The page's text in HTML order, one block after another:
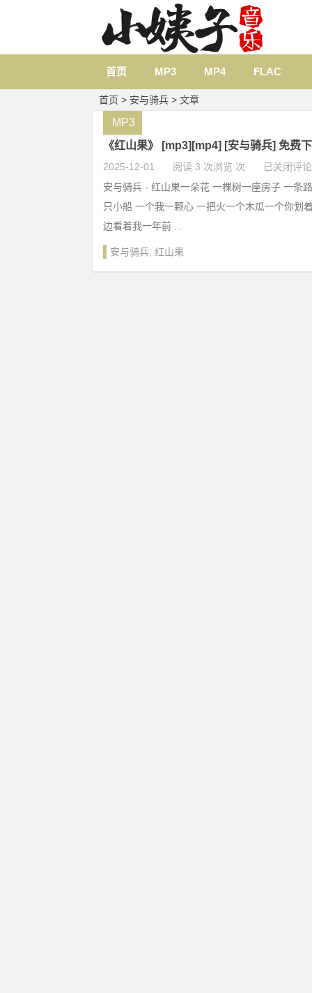
首页 MP3 MP4 FLAC
首页 > 安与骑兵 > 文章
《红山果》 [mp3][mp4] [安与骑兵] 免费
2025-12-01 阅读 3 次浏览 次 已关闭评论
MP3
安与骑兵 - 红山果一朵花 一棵树一座房子 一条
只小船 一个我一颗心 一把火一个木瓜一个你划
边看着我一年前 ...
安与骑兵 红山果